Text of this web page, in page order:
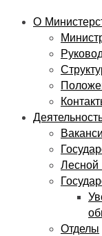
О
Лесной
Отделы